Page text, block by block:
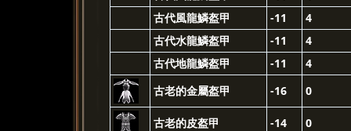
古代風龍鱗盔甲
-11
4
古代水龍鱗盔甲
-11
4
古代地龍鱗盔甲
-11
4
古老的金屬盔甲
-16 0
古老的皮盔甲 -14 0